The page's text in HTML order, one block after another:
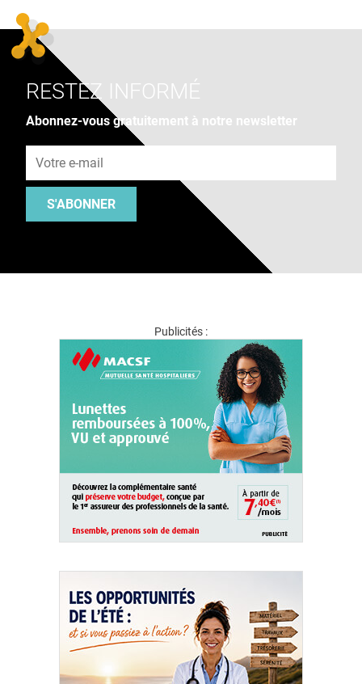
RESTEZ INFORMÉ
Abonnez-vous gratuitement à notre newsletter
S'ABONNER
Publicités :